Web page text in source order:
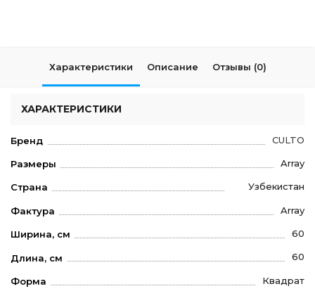
Характеристики Описание Отзывы (0)
ХАРАКТЕРИСТИКИ
Бренд CULTO
Размеры Array
Страна Узбекистан
Фактура Array
Ширина, см 60
Длина, см 60
Форма Квадрат